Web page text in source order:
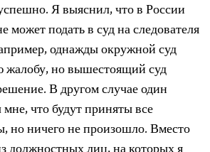
Я выяснил, что в России
может подать в суд на следователя
однажды окружной суд
жалобу, но вышестоящий суд
В другом случае один
что будут приняты все
но ничего не произошло. Вместо